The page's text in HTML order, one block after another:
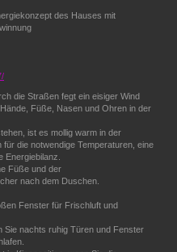
des Hauses mit
die Straßen fegt ein eisiger Wind
Füße, Nasen und Ohren in der
ist es mollig warm in der
die notwendige Temperaturen, eine
Füße und der
nach dem Duschen.
Fenster für Frischluft und
Sie nachts ruhig Türen und Fenster